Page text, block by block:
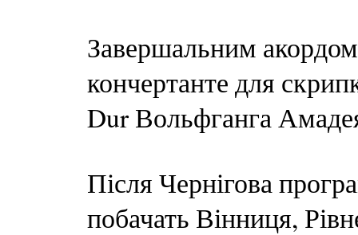
Завершальним
кончертанте для
Dur Вольфганга
Після Чернігова
побачать Вінниця,